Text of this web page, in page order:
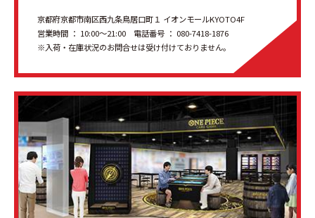
京都府京都市南区西九条鳥居口町１ イオンモールKYOTO4F
営業時間 ： 10:00〜21:00 電話番号 ： 080-7418-1876
※入荷・在庫状況のお問合せは受け付けておりません。